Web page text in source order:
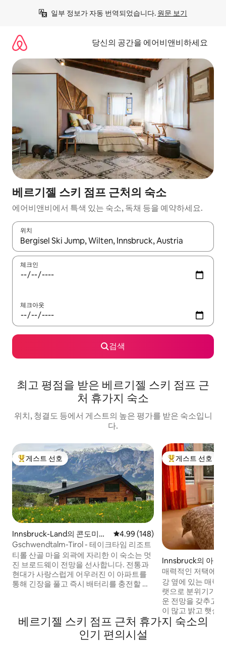
일부 정보가 자동 번역되었습니다. 원문 보기
당신의 공간을 에어비앤비하세요
베르기젤 스키 점프 근처의 숙소
에어비앤비에서 특색 있는 숙소, 독채 등을 예약하세요.
위치
결과가 나오면 위·아래 화살표 키를 사용하거나 터치 또는 스와이
체크인
체크아웃
검색
최고 평점을 받은 베르기젤 스키 점프 근
처 휴가지 숙소
위치, 청결도 등에서 게스트의 높은 평가를 받은 숙소입니
다.
상위 게스트 선호
게스트 선호
Innsbruck-Land의 콘도미니
엄
평점 4.99점(5점 만점), 후기 148
4.99 (148)
Gschwendtalm-Tirol - 테이크타임 리조트
티롤 산골 마을 외곽에 자리한 이 숙소는 멋
진 브로드웨이 전망을 선사합니다. 전통과
현대가 사랑스럽게 어우러진 이 아파트를
통해 긴장을 풀고 즉시 배터리를 충전할 수
는 분들도 집처럼 편안하게 지내실 수 있습
무료로 이용할 수 있습니다. 사우나의 경우
상위 게스트 선호
게스트 선호
Innsbruck의 아파
매력적인 저택에
득한 넓은 아파트
강 옆에 있는 매력
랫으로 분위기가
운 전망을 갖추고
이 많고 밝고 햇살
루크 구시가지에
따라 산책하거나
베르기젤 스키 점프 근처 휴가지 숙소의
인기 편의시설